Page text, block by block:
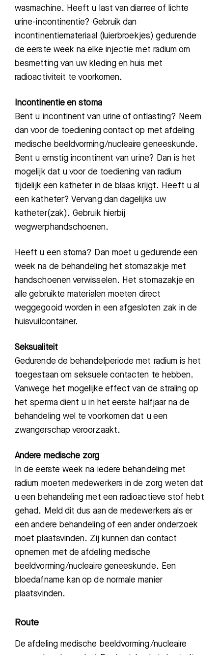
Afdelingen
wasmachine. Heeft u last van diarree of lichte
urine-incontinentie? Gebruik dan
incontinentiemateriaal (luierbroekjes) gedurende
de eerste week na elke injectie met radium om
besmetting van uw kleding en huis met
radioactiviteit te voorkomen.
Incontinentie en stoma
Bent u incontinent van urine of ontlasting? Neem
dan voor de toediening contact op met afdeling
medische beeldvorming/nucleaire geneeskunde.
Bent u ernstig incontinent van urine? Dan is het
mogelijk dat u voor de toediening van radium
tijdelijk een katheter in de blaas krijgt. Heeft ual
een katheter? Vervang dan dagelijks uw
katheter(zak). Gebruik hierbij
wegwerphandschoenen.
Heeft u een stoma? Dan moet u gedurende een
week na de behandeling het stomazakje met
handschoenenverwisselen. Het stomazakje en
alle gebruikte materialen moeten direct
weggegooid worden in een afgesloten zak in de
huisvuilcontainer.
Seksualiteit
Gedurende de behandelperiode met radium is het
toegestaan om seksuele contacten te hebben.
Vanwege het mogelijke effect van de straling op
het sperma dient u in het eerste halfjaar na de
behandeling wel te voorkomen dat u een
zwangerschap veroorzaakt.
Andere medische zorg
In de eerste week na iedere behandeling met
radium moeten medewerkers in de zorg weten dat
u een behandeling met een radioactieve stof hebt
gehad. Meld dit dus aan de medewerkers als er
een andere behandeling of een ander onderzoek
moet plaatsvinden. Zij kunnen dan contact
opnemen met de afdeling medische
beeldvorming/nucleaire geneeskunde. Een
bloedafname kan op de normale manier
plaatsvinden.
Route
De afdeling medische beeldvorming/nucleaire